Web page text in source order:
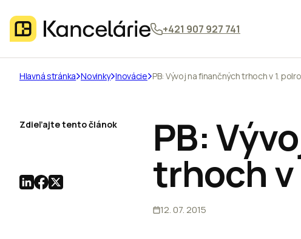
+421 907 927 741
Hlavná stránka Novinky Inovácie PB: Vývoj na finančných trhoch v 1.
PB:
trhoch v
12. 07. 2015
Zdieľajte tento článok